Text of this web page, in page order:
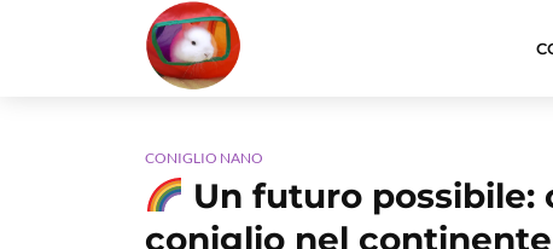
CONIGLIO NANO
Un futuro possibile:
coniglio nel